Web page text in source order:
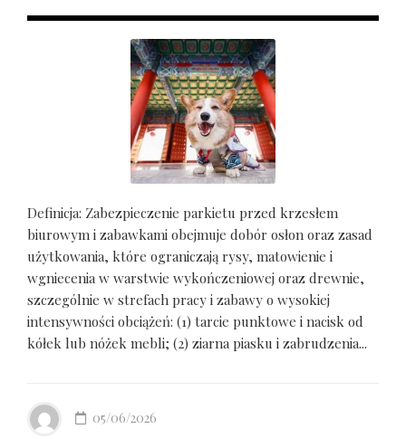
Definicja: Zabezpieczenie parkietu przed krzesłem
biurowym i zabawkami obejmuje dobór osłon oraz zasad
użytkowania, które ograniczają rysy, matowienie i
wgniecenia w warstwie wykończeniowej oraz drewnie,
szczególnie w strefach pracy i zabawy o wysokiej
intensywności obciążeń: (1) tarcie punktowe i nacisk od
kółek lub nóżek mebli; (2) ziarna piasku i zabrudzenia...
05/06/2026